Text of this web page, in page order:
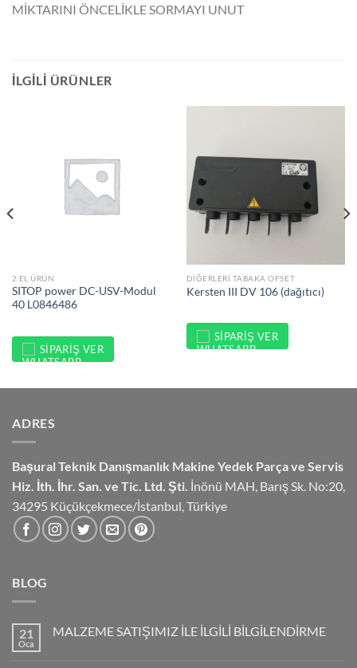
MİKTARINI ÖNCELİKLE SORMAYI UNUT
İLGILI ÜRÜNLER
2.EL ÜRÜN
SITOP power DC-USV-Modul
40 L0846486
SIPARIŞ VER
DIĞERLERI TABAKA OFSET
Kersten III DV 106 (dağıtıcı)
SIPARIŞ VER
ADRES
Başural Teknik Danışmanlık Makine Yedek Parça ve Servis
Hiz. İth. İhr. San. ve Tic. Ltd. Şti. İnönü MAH, Barış Sk. No:20,
34295 Küçükçekmece/İstanbul, Türkiye
BLOG
21
Oca
MALZEME SATIŞIMIZ İLE İLGİLİ BİLGİLENDİRME